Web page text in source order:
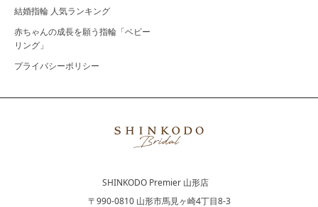
結婚指輪 人気ランキング
赤ちゃんの成長を願う指輪「ベビー
リング」
プライバシーポリシー
SHINKODO Premier 山形店
〒990-0810 山形市馬見ヶ崎4丁目8-3